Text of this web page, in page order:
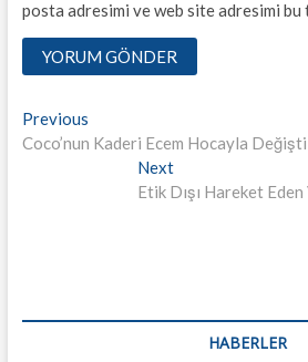
posta adresimi ve web site adresimi bu
Yazı
dolaşımı
PreviousPrevious
post:
Coco’nun Kaderi Ecem Hocayla Değişti
NextNext
post:
Etik Dışı Hareket
HABERLER